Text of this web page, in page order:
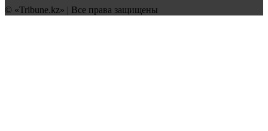
© «Tribune.kz» | Все права защищены